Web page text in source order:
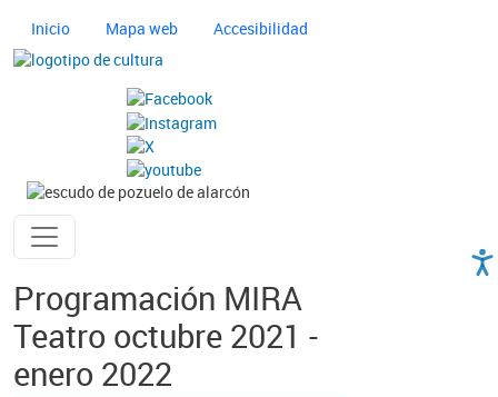
Navegación principal cultura
Inicio Mapa web
Accesibilidad
Imagen
Imagen
Ayuntamiento de Pozuelo
Programación MIRA
Teatro octubre 2021 -
enero 2022